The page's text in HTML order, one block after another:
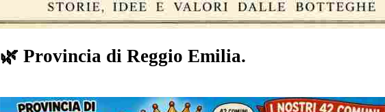
🌿 Provincia di Reggio Emilia.